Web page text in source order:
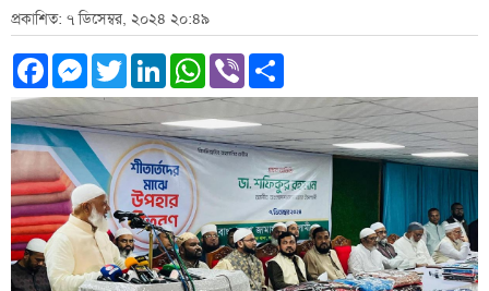
প্রকাশিত: ৭ ডিসেম্বর, ২০২৪ ২০:৪৯
Facebook
Messenger
TwitterLinkedInWhatsApp
Viber